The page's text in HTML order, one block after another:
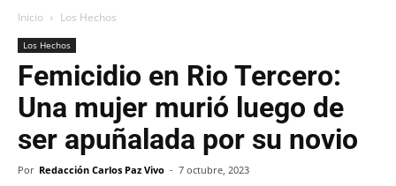
Inicio Los Hechos
Los Hechos
Femicidio en Rio Tercero:
Una mujer murió luego de
ser apuñalada por su novio
Por Redacción Carlos Paz Vivo - 7 octubre, 2023